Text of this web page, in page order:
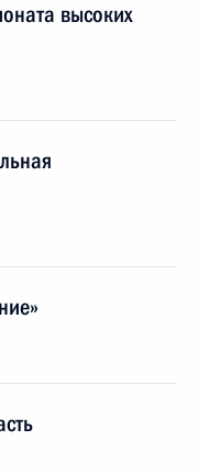
высоких